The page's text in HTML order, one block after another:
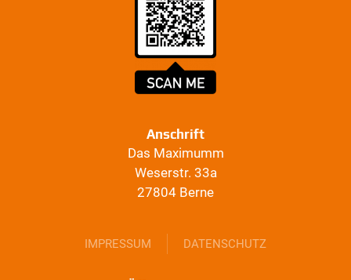
Anschrift
Das Maximumm
Weserstr. 33a
27804 Berne
IMPRESSUM DATENSCHUTZ